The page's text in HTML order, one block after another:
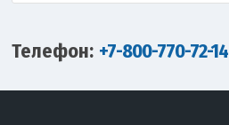
Телефон: +7-800-770-72-14